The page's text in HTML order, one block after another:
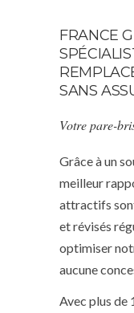
FRANCE
SANS
Votre pare-
Grâce à un
meilleur
attractifs
et révisés
optimiser
aucune
Avec plus de